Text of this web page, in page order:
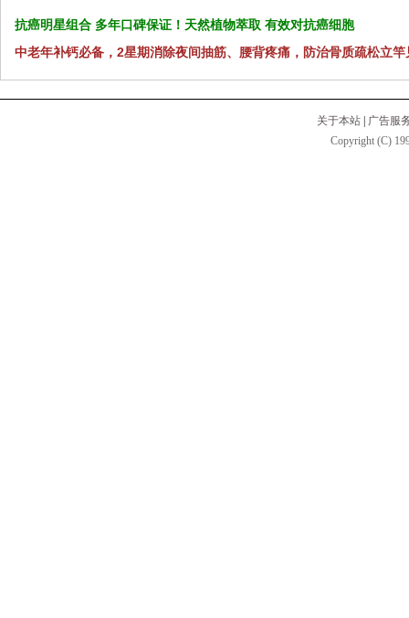
抗癌明星组合 多年口碑保证！天然植物萃取 有效对抗癌细胞
中老年补钙必备，2星期消除夜间抽筋、腰背疼痛，防治骨质疏松立竿
关于本站
广告服
Copyright (C)